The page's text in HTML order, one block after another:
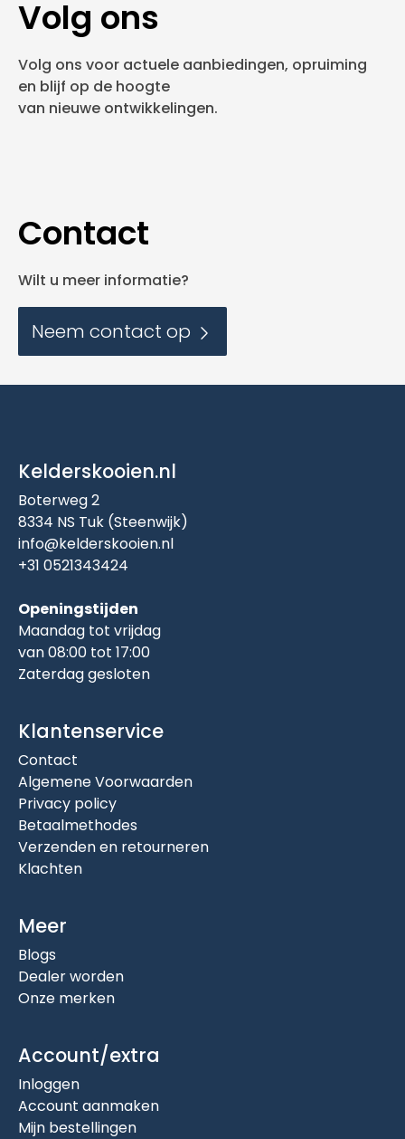
Volg ons
Volg ons voor actuele aanbiedingen, opruiming
en blijf op de hoogte
van nieuwe ontwikkelingen.
Contact
Wilt u meer informatie?
Neem contact op
Kelderskooien.nl
Boterweg 2
8334 NS Tuk (Steenwijk)
info@kelderskooien.nl
+31 0521343424
Openingstijden
Maandag tot vrijdag
van 08:00 tot 17:00
Zaterdag gesloten
Klantenservice
Contact
Algemene Voorwaarden
Privacy policy
Betaalmethodes
Verzenden en retourneren
Klachten
Meer
Blogs
Dealer worden
Onze merken
Account/extra
Inloggen
Account aanmaken
Mijn bestellingen